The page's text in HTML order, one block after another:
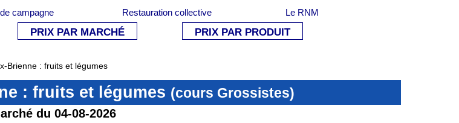
campagne Restauration collective Le RNM
PRIX PAR MARCHÉ PRIX PAR PRODUIT
Brienne : fruits et légumes
: fruits et légumes (cours Grossistes)
du 04-08-2026